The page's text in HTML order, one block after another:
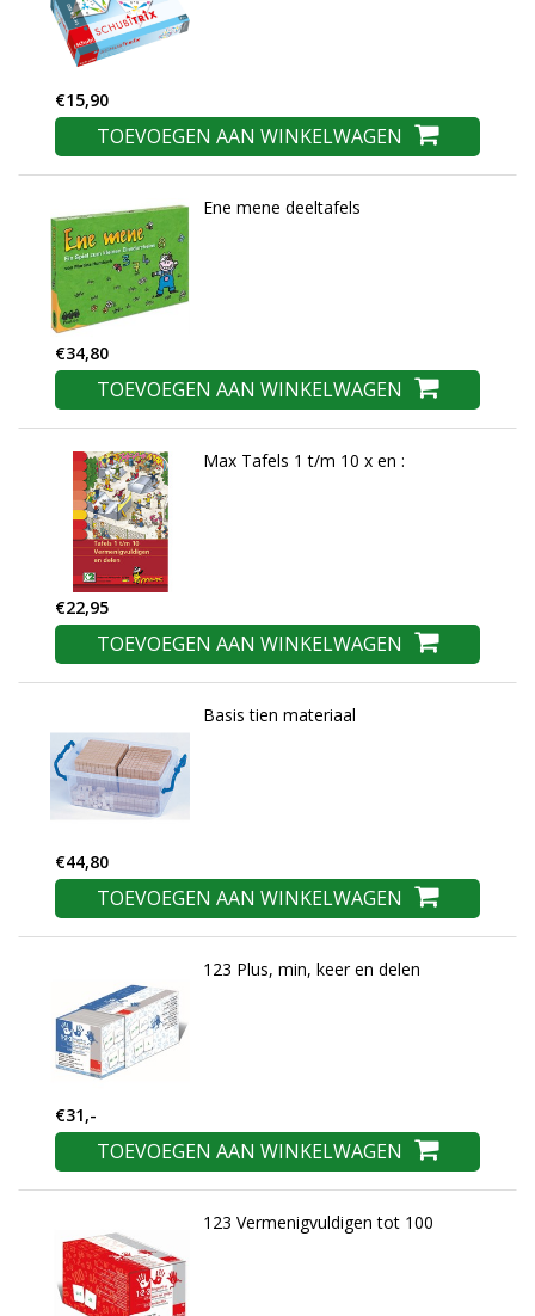
€15,90
TOEVOEGEN AAN WINKELWAGEN
Ene mene deeltafels
€34,80
TOEVOEGEN AAN WINKELWAGEN
Max Tafels 1 t/m 10 x en :
€22,95
TOEVOEGEN AAN WINKELWAGEN
Basis tien materiaal
€44,80
TOEVOEGEN AAN WINKELWAGEN
123 Plus, min, keer en delen
€31,-
TOEVOEGEN AAN WINKELWAGEN
123 Vermenigvuldigen tot 100